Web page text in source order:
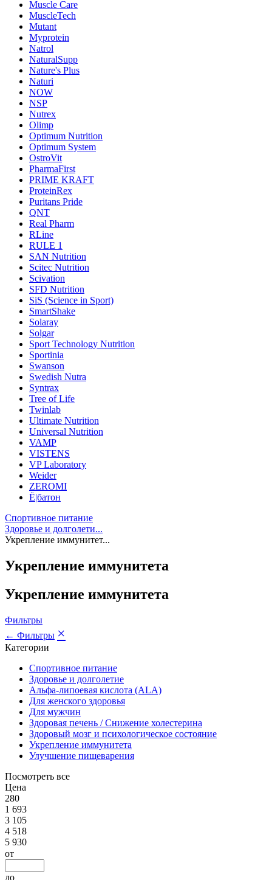
Muscle Care
MuscleTech
Mutant
Myprotein
Natrol
NaturalSupp
Nature's Plus
Naturi
NOW
NSP
Nutrex
Olimp
Optimum Nutrition
Optimum System
OstroVit
PharmaFirst
PRIME KRAFT
ProteinRex
Puritans Pride
QNT
Real Pharm
RLine
RULE 1
SAN Nutrition
Scitec Nutrition
Scivation
SFD Nutrition
SiS (Science in Sport)
SmartShake
Solaray
Solgar
Sport Technology Nutrition
Sportinia
Swanson
Swedish Nutra
Syntrax
Tree of Life
Twinlab
Ultimate Nutrition
Universal Nutrition
VAMP
VISTENS
VP Laboratory
Weider
ZEROMI
Ё|батон
Спортивное питание
Здоровье и долголети...
Укрепление иммунитет...
Укрепление иммунитета
Укрепление иммунитета
Фильтры
← Фильтры ×
Категории
Спортивное питание
Здоровье и долголетие
Альфа-липоевая кислота (ALA)
Для женского здоровья
Для мужчин
Здоровая печень / Cнижение холестерина
Здоровый мозг и психологическое состояние
Укрепление иммунитета
Улучшение пищеварения
Посмотреть все
Цена
280
1 693
3 105
4 518
5 930
от
до